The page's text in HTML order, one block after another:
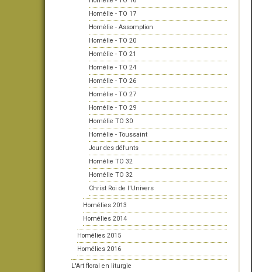
Homélie - TO 17
Homélie - Assomption
Homélie - TO 20
Homélie - TO 21
Homélie - TO 24
Homélie - TO 26
Homélie - TO 27
Homélie - TO 29
Homélie TO 30
Homélie - Toussaint
Jour des défunts
Homélie TO 32
Homélie TO 32
Christ Roi de l'Univers
Homélies 2013
Homélies 2014
Homélies 2015
Homélies 2016
L'Art floral en liturgie